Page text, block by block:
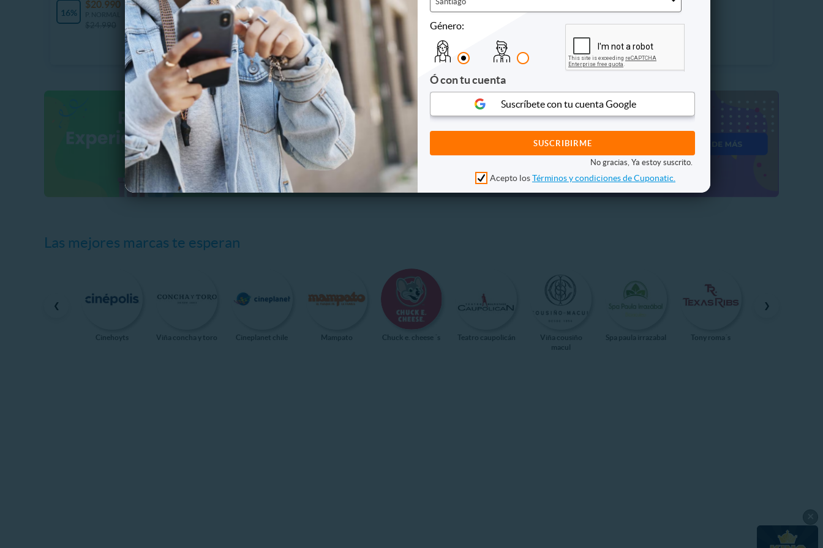
16%
10 Vendidos
$20.990
37%
$18.990
P. NORMAL
$30.000
71%
$18.990
P. NORMAL
$65.000
Las mejores marcas te esperan
❮
Cinehoyts Viña concha y toro Cineplanet chile Mampato Chuck e. cheese ´s Teatro caupolicán
Viña cousiño
macul
Spa paula irrazabal Tony roma´s
❯
Género:
Ó con tu cuenta
Suscríbete con tu cuenta Google
No gracias, Ya estoy suscrito.
Acepto losTérminos y condiciones de Cuponatic.